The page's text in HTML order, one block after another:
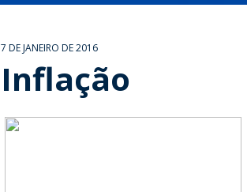
7 DE JANEIRO DE 2016
Inflação